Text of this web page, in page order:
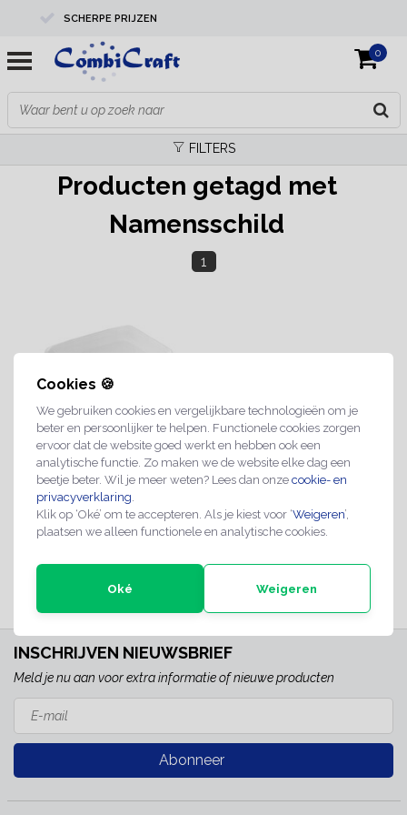
Cookies 🍪
We gebruiken cookies en vergelijkbare technologieën om je
beter en persoonlijker te helpen. Functionele cookies zorgen
ervoor dat de website goed werkt en hebben ook een
analytische functie. Zo maken we de website elke dag een
beetje beter. Wil je meer weten? Lees dan onze cookie- en
privacyverklaring.
Klik op ‘Oké’ om te accepteren. Als je kiest voor ‘Weigeren’,
plaatsen we alleen functionele en analytische cookies.
Oké Weigeren
SCHERPE PRIJZEN
PROFESSIONELE KWALITEIT
EXPERTS IN MAATWERK
0
FILTERS
Producten getagd met
Namensschild
1
Opbergdoosje voor
naambadge - per stuk
€1,25
Direct leverbaar
INSCHRIJVEN NIEUWSBRIEF
Meld je nu aan voor extra informatie of nieuwe producten
Abonneer